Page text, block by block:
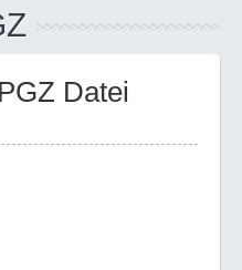
Datei